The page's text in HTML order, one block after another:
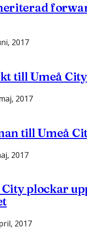
2017
till Umeå City
2017
till Umeå
2017
City plockar
2017